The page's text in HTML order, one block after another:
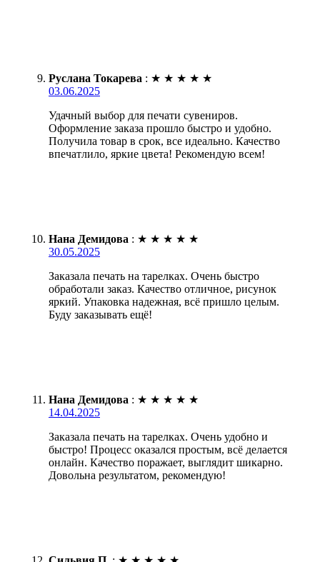
Руслана Токарева : ★ ★ ★ ★ ★
03.06.2025
Удачный выбор для печати сувениров.
Оформление заказа прошло быстро и удобно.
Получила товар в срок, все идеально. Качество
впечатлило, яркие цвета! Рекомендую всем!
Нана Демидова : ★ ★ ★ ★ ★
30.05.2025
Заказала печать на тарелках. Очень быстро
обработали заказ. Качество отличное, рисунок
яркий. Упаковка надежная, всё пришло целым.
Буду заказывать ещё!
Нана Демидова : ★ ★ ★ ★ ★
14.04.2025
Заказала печать на тарелках. Очень удобно и
быстро! Процесс оказался простым, всё делается
онлайн. Качество поражает, выглядит шикарно.
Довольна результатом, рекомендую!